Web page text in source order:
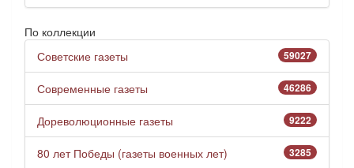
По коллекции
59027
Советские газеты
46286
Современные газеты
9222
Дореволюционные газеты
3285
80 лет Победы (газеты военных лет)